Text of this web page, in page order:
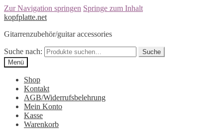
Zur Navigation springen Springe zum Inhalt
kopfplatte.net
Gitarrenzubehör/guitar accessories
Suche nach:
Suche
Menü
Shop
Kontakt
AGB/Widerrufsbelehrung
Mein Konto
Kasse
Warenkorb